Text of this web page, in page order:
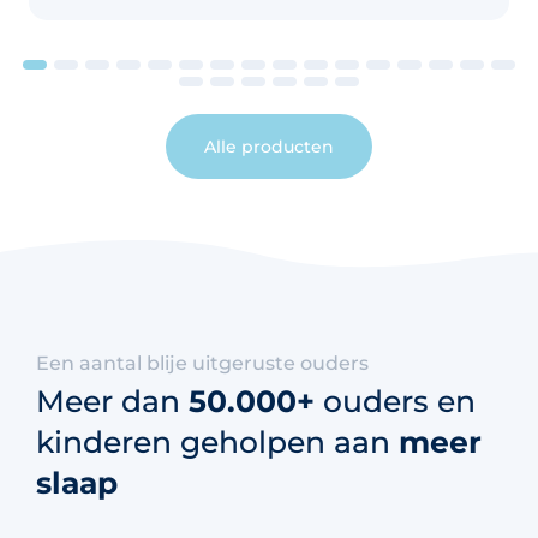
Alle producten
Een aantal blije uitgeruste ouders
Meer dan 50.000+ ouders en
kinderen geholpen aan meer
slaap